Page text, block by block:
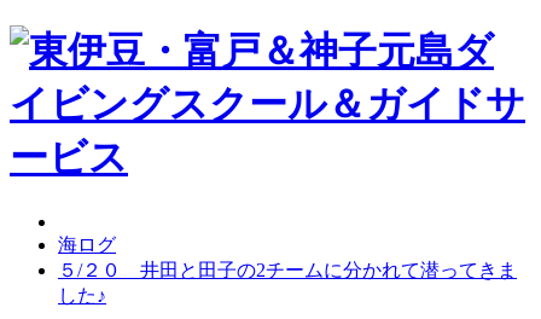
海ログ
５/２０ 井田と田子の2チームに分かれて潜ってきま
した♪